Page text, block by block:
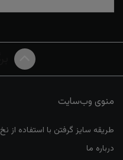
منوی وب‌سایت
طریقه سایز گرفتن با استفاده از نخ
درباره ما